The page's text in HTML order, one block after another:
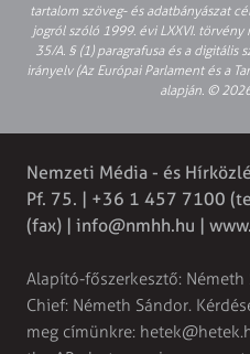
tartalom szöveg- és adatbányászat
jogról szóló 1999. évi LXXVI.
35/A. § (1) paragrafusa és a
irányelv (Az Európai Parlament és a
alapján. © 2026
Nemzeti Média - és
Pf. 75. | +36 1 457 7100
(fax) | info@nmhh.hu |
Alapító-főszerkesztő:
Chief: Németh Sándor.
meg címünkre: